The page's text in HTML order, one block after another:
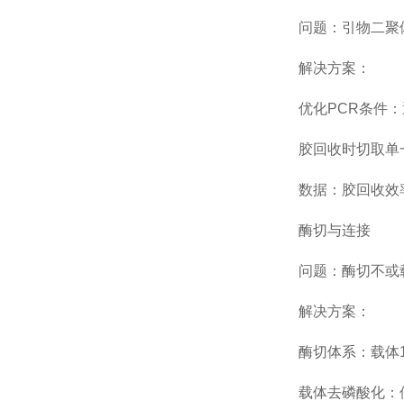
问题：引物二聚
解决方案：
优化PCR条件：
胶回收时切取单
数据：胶回收效率
酶切与连接
问题：酶切不或
解决方案：
酶切体系：载体
载体去磷酸化：使